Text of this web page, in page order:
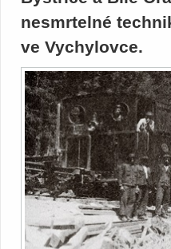
nesmrtelné
ve Vychylovce.